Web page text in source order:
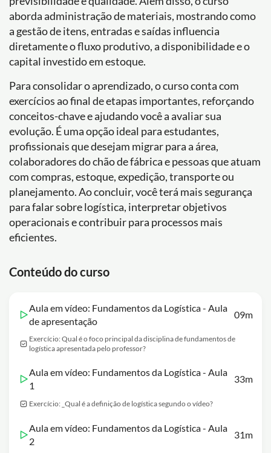
aborda administração de materiais, mostrando como
a gestão de itens, entradas e saídas influencia
diretamente o fluxo produtivo, a disponibilidade e o
capital investido em estoque.
Para consolidar o aprendizado, o curso conta com
exercícios ao final de etapas importantes, reforçando
conceitos-chave e ajudando você a avaliar sua
evolução. É uma opção ideal para estudantes,
profissionais que desejam migrar para a área,
colaboradores do chão de fábrica e pessoas que atuam
com compras, estoque, expedição, transporte ou
planejamento. Ao concluir, você terá mais segurança
para falar sobre logística, interpretar objetivos
operacionais e contribuir para processos mais
eficientes.
Conteúdo do curso
Aula em vídeo: Fundamentos da Logística - Aula
de apresentação
09m
Exercício: Qual é o foco principal da disciplina de fundamentos de
logística apresentada pelo professor?
Aula em vídeo: Fundamentos da Logística - Aula
1
33m
Exercício: _Qual é a definição de logística segundo o vídeo?
Aula em vídeo: Fundamentos da Logística - Aula
2
31m